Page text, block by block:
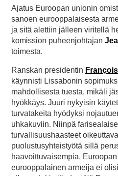
Ajatus Euroopan unionin
sanoen eurooppalaisesta
ja sitä alettiin jälleen viritellä
komission puheenjohtajan
toimesta.
Ranskan presidentin
käynnisti Lissabonin
mahdollisesta tuesta, mikäli
hyökkäys. Juuri nykyisin
turvatakeita hyödyksi
uhkakuviin. Niinpä
turvallisuushaasteet
puolustusyhteistyötä sillä
haavoittuvaisempia. Euroopan
eurooppalainen armeija ei